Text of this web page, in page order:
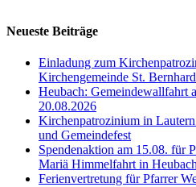
Neueste Beiträge
Einladung zum
Kirchengemeinde St. Bernhard
Heubach: Gemeindewallfahrt
20.08.2026
Kirchenpatrozinium in
und Gemeindefest
Spendenaktion am 15.08. für
Mariä Himmelfahrt in Heubach
Ferienvertretung für Pfarrer